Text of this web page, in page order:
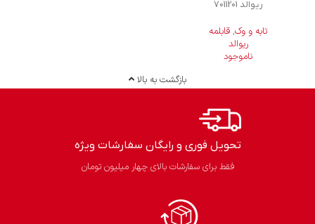
ریوالد 7011201
تابه و وک, قابلمه
ریوالد
ناموجود
بازگشت به بالا
تحویل فوری و رایگان سفارشات ویژه
فقط برای سفارشات بالای چهار میلیون تومان